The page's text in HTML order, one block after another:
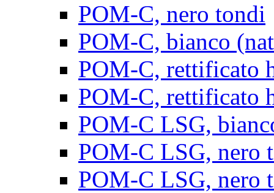
POM-C, nero tondi
POM-C, bianco
POM-C, rettificato
POM-C, rettificato
POM-C LSG,
POM-C LSG, nero
POM-C LSG, nero